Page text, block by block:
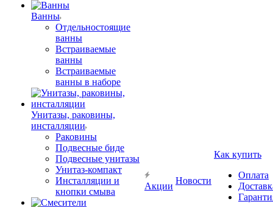
Ванны
Отдельностоящие
ванны
Встраиваемые
ванны
Встраиваемые
ванны в наборе
Унитазы, раковины,
инсталляции
Раковины
Подвесные биде
Подвесные унитазы
Унитаз-компакт
Инсталляции и
кнопки смыва
Акции
Новости
Как купить
Оплата